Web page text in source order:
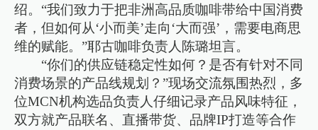
绍。“我们致力于把非洲高品质咖啡带给中国消费
者，但如何从‘小而美’走向‘大而强’，需要电商思
维的赋能。”耶古咖啡负责人陈璐坦言。
“你们的供应链稳定性如何？是否有针对不同
消费场景的产品线规划？”现场交流氛围热烈，多
位MCN机构选品负责人仔细记录产品风味特征，
双方就产品联名、直播带货、品牌IP打造等合作